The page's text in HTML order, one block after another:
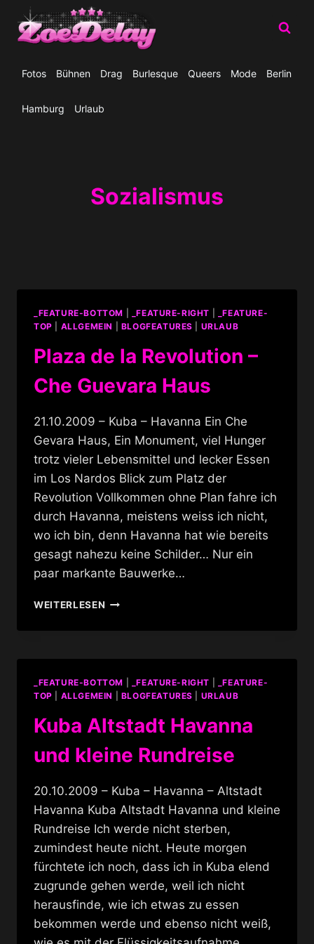
Inhalt
springen
Fotos Bühnen Drag Burlesque Queers Mode Berlin
Hamburg Urlaub
Sozialismus
_FEATURE-BOTTOM _FEATURE-RIGHT
_FEATURE-
TOP
ALLGEMEIN BLOGFEATURES URLAUB
Plaza de la Revolution –
Che Guevara Haus
21.10.2009 – Kuba – Havanna Ein Che
Gevara Haus, Ein Monument, viel Hunger
trotz vieler Lebensmittel und lecker Essen
im Los Nardos Blick zum Platz der
Revolution Vollkommen ohne Plan fahre ich
durch Havanna, meistens weiss ich nicht,
wo ich bin, denn Havanna hat wie bereits
gesagt nahezu keine Schilder… Nur ein
paar markante Bauwerke…
WEITERLESENPLAZA
LA
–
GUEVARA
HAUS
_FEATURE-BOTTOM _FEATURE-RIGHT
_FEATURE-
TOP
ALLGEMEIN BLOGFEATURES URLAUB
Kuba Altstadt Havanna
und kleine Rundreise
20.10.2009 – Kuba – Havanna – Altstadt
Havanna Kuba Altstadt Havanna und kleine
Rundreise Ich werde nicht sterben,
zumindest heute nicht. Heute morgen
fürchtete ich noch, dass ich in Kuba elend
zugrunde gehen werde, weil ich nicht
herausfinde, wie ich etwas zu essen
bekommen werde und ebenso nicht weiß,